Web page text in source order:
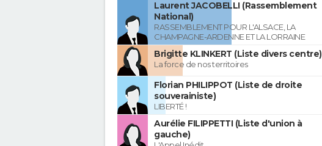
Laurent JACOBELLI (Rassemblement
National)
RASSEMBLEMENT POUR L'ALSACE, LA
CHAMPAGNE-ARDENNE ET LA LORRAINE
Brigitte KLINKERT (Liste divers centre)
La force de nos territoires
Florian PHILIPPOT (Liste de droite
souverainiste)
LIBERTÉ !
Aurélie FILIPPETTI (Liste d'union à
gauche)